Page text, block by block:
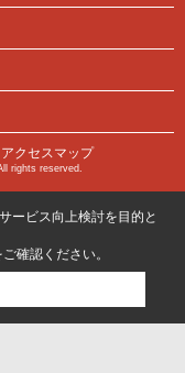
アクセスマップ
rights reserved.
ービス向上検討を目的と
ご確認ください。